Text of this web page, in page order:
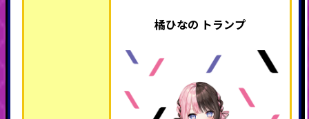
橘ひなの トランプ